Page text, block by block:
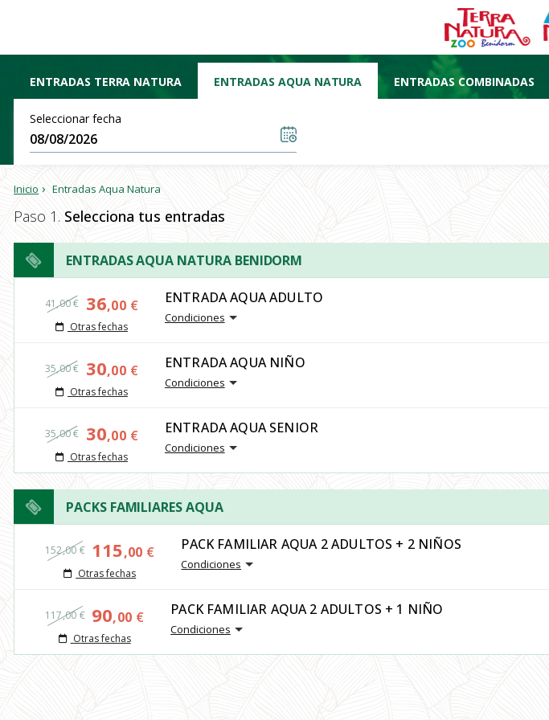
ENTRADAS TERRA NATURA ENTRADAS AQUA NATURA ENTRADAS COMBINADAS
Seleccionar fecha
Inicio Entradas Aqua Natura
Paso 1. Selecciona tus entradas
ENTRADAS AQUA NATURA BENIDORM
41,00 € 36,00 €
Otras fechas
ENTRADA AQUA ADULTO
Condiciones
35,00 € 30,00 €
Otras fechas
ENTRADA AQUA NIÑO
Condiciones
35,00 € 30,00 €
Otras fechas
ENTRADA AQUA SENIOR
Condiciones
PACKS FAMILIARES AQUA
152,00 € 115,00 €
Otras fechas
PACK FAMILIAR AQUA 2 ADULTOS + 2 NIÑOS
Condiciones
117,00 € 90,00 €
Otras fechas
PACK FAMILIAR AQUA 2 ADULTOS + 1 NIÑO
Condiciones